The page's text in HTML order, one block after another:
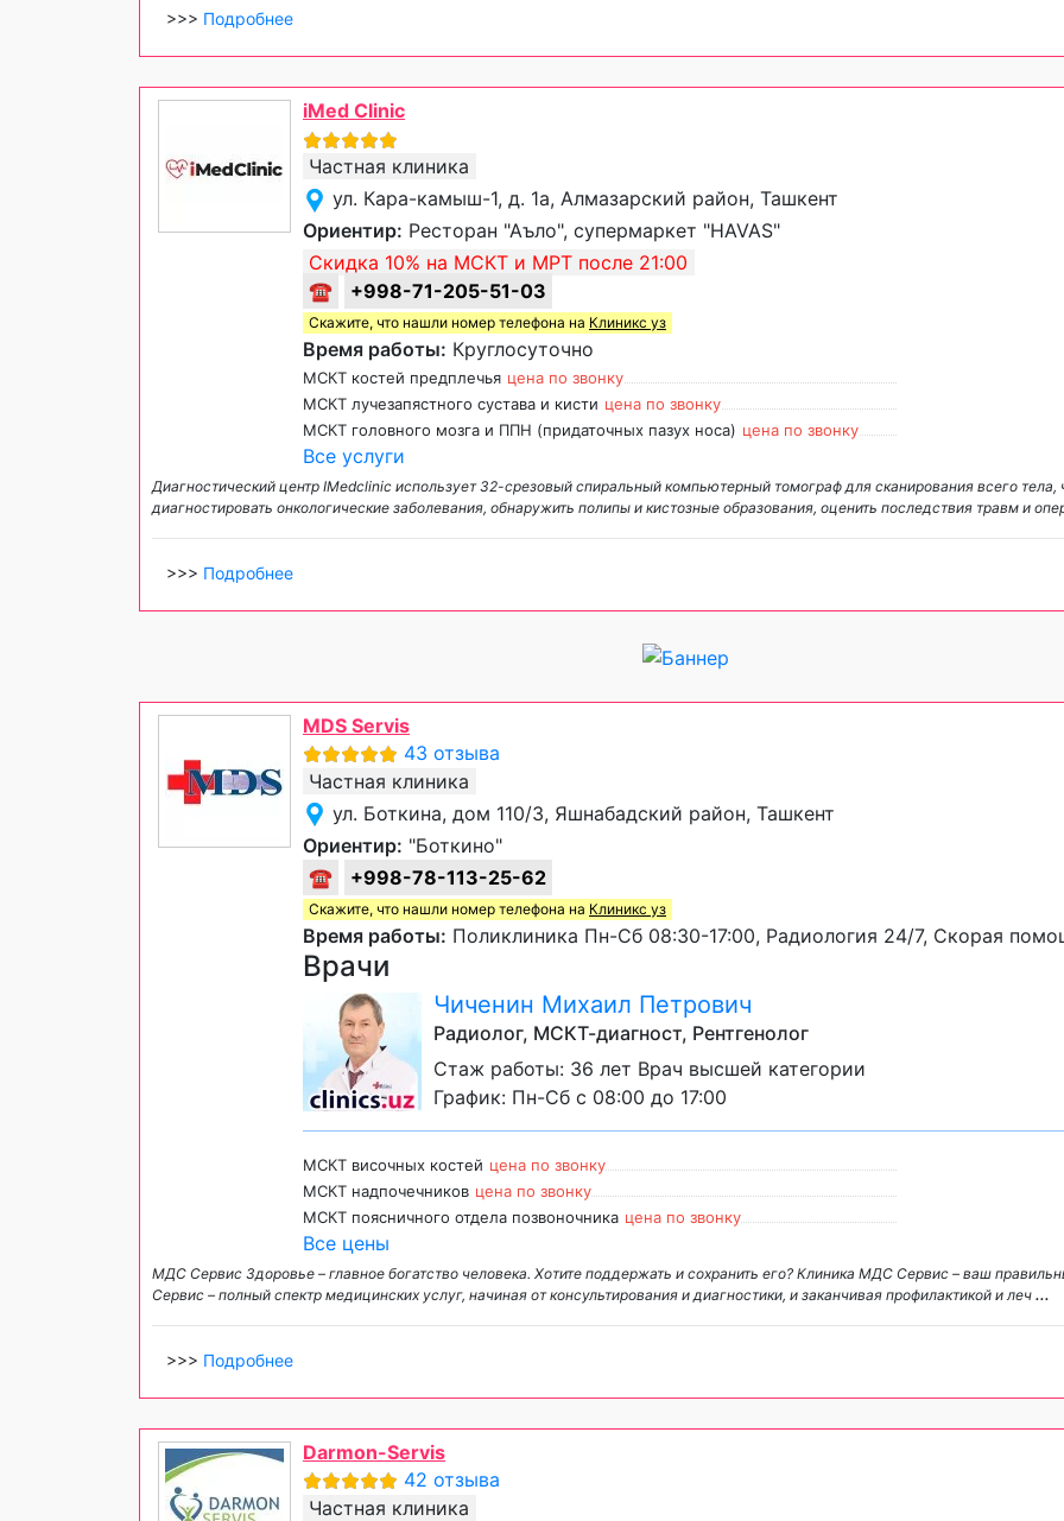
>>> Подробнее
iMed Clinic
Частная клиника
ул. Кара-камыш-1, д. 1а, Алмазарский район, Ташкент
Ориентир: Ресторан "Аъло", супермаркет "HAVAS"
Скидка 10% на МСКТ и МРТ после 21:00
☎
+998-71-205-51-03
Скажите, что нашли номер телефона на Клиникс уз
Время работы: Круглосуточно
МСКТ костей предплечья цена по звонку
МСКТ лучезапястного сустава и кисти цена по звонку
МСКТ головного мозга и ППН (придаточных пазух носа) цена по звонку
Все услуги
Диагностический центр IMedclinic использует 32-срезовый спиральный компьютерный томограф для сканирования всего тела,
диагностировать онкологические заболевания, обнаружить полипы и кистозные образования, оценить последствия травм и
>>> Подробнее
MDS Servis
43 отзыва
Частная клиника
ул. Боткина, дом 110/3, Яшнабадский район, Ташкент
Ориентир: "Боткино"
☎
+998-78-113-25-62
Скажите, что нашли номер телефона на Клиникс уз
Время работы: Поликлиника Пн-Сб 08:30-17:00, Радиология 24/7, Скорая
Врачи
Чиченин Михаил Петрович
Радиолог, МСКТ-диагност, Рентгенолог
Стаж работы: 36 лет Врач высшей категории
График: Пн-Сб с 08:00 до 17:00
МСКТ височных костей цена по звонку
МСКТ надпочечников цена по звонку
МСКТ поясничного отдела позвоночника цена по звонку
Все цены
МДС Сервис Здоровье – главное богатство человека. Хотите поддержать и сохранить его? Клиника МДС Сервис – ваш
Сервис – полный спектр медицинских услуг, начиная от консультирования и диагностики, и заканчивая профилактикой и леч ...
>>> Подробнее
Darmon-Servis
42 отзыва
Частная клиника